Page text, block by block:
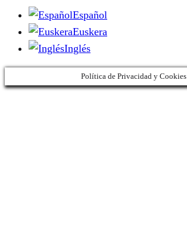
Español
Euskera
Inglés
Política de Privacidad y Cookies